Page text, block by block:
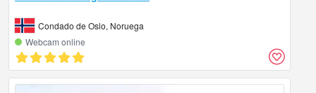
Condado de Oslo, Noruega
Webcam online